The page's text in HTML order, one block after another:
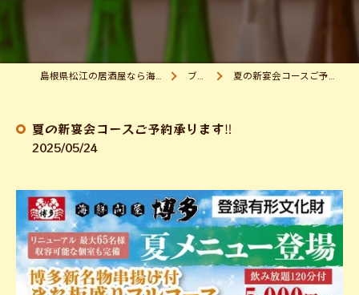
島根県松江の居酒屋なら海鮮問屋 博多 ブログ 夏の新宴会コースご予約承ります‼
夏の新宴会コースご予約承ります‼
2025/05/24